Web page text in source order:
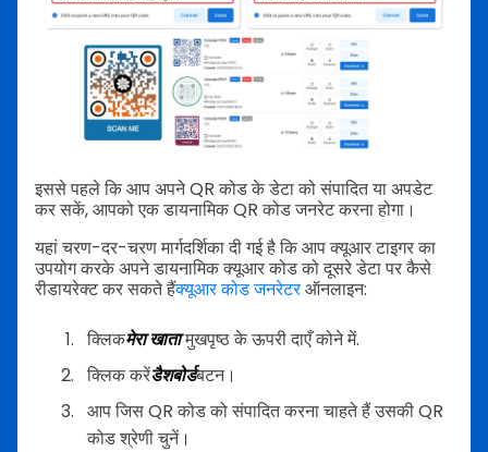
इससे पहले कि आप अपने QR कोड के डेटा को संपादित या अपडेट
कर सकें, आपको एक डायनामिक QR कोड जनरेट करना होगा।
यहां चरण-दर-चरण मार्गदर्शिका दी गई है कि आप क्यूआर टाइगर का
उपयोग करके अपने डायनामिक क्यूआर कोड को दूसरे डेटा पर कैसे
रीडायरेक्ट कर सकते हैंक्यूआर कोड जनरेटरऑनलाइन:
क्लिकमेरा खातामुखपृष्ठ के ऊपरी दाएँ कोने में.
क्लिक करेंडैशबोर्डबटन।
आप जिस QR कोड को संपादित करना चाहते हैं उसकी QR
कोड श्रेणी चुनें।